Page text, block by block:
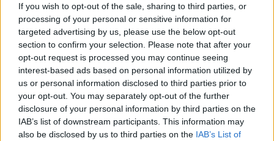
If you wish to opt-out of the sale, sharing to third parties, or
processing of your personal or sensitive information for
targeted advertising by us, please use the below opt-out
section to confirm your selection. Please note that after your
opt-out request is processed you may continue seeing
interest-based ads based on personal information utilized by
us or personal information disclosed to third parties prior to
your opt-out. You may separately opt-out of the further
disclosure of your personal information by third parties on the
IAB’s list of downstream participants. This information may
also be disclosed by us to third parties on the IAB’s List of
másokat is – már azt, aki hagyta magát. A
tapasztalat azt mutatta, hogy nem vagyunk
egyformák: volt, aki jobban bírta a
megpróbáltatásokat, mások kevésbé. Lassan egy éve
arról gondolkodom (néha másokkal együtt), hogy
mitől lesz valaki erősebb a…
tangómámor
Zendrajinx• 2015. március 30.